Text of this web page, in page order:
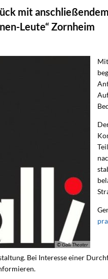
mit
Leute“ Zornheim
© Galli Theater
Bei Interesse einer